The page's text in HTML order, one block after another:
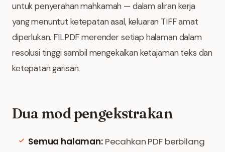
untuk penyerahan mahkamah — dalam aliran kerja
yang menuntut ketepatan asal, keluaran TIFF amat
diperlukan. FILPDF merender setiap halaman dalam
resolusi tinggi sambil mengekalkan ketajaman teks dan
ketepatan garisan.
Dua mod pengekstrakan
Semua halaman:Pecahkan PDF berbilang